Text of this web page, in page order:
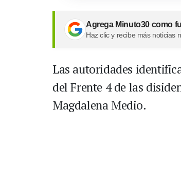
Agrega Minuto30 como
Haz clic y recibe más noticias
Las autoridades
del Frente 4 de las
Magdalena Medio.